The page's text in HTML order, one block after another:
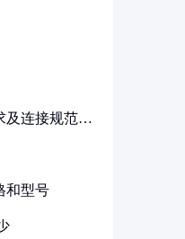
及连接规范详
和型号